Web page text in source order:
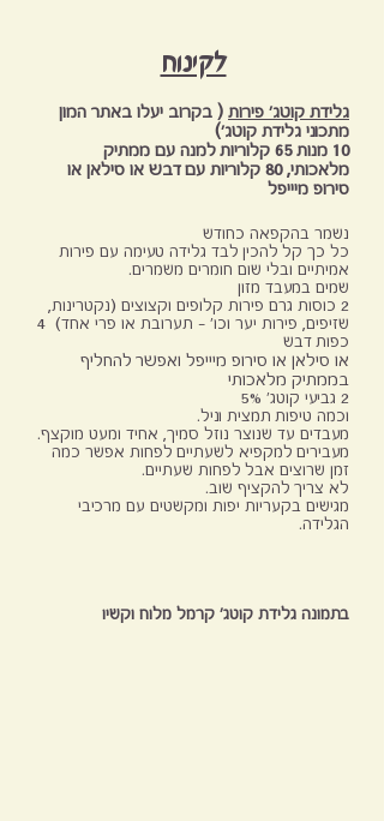
לקינוח
גלידת קוטג' פירות ( בקרוב יעלו באתר המון
מתכוני גלידת קוטג')
10 מנות 65 קלוריות למנה עם ממתיק
מלאכותי, 80 קלוריות עם דבש או סילאן או
סירופ מיייפל
נשמר בהקפאה כחודש
כל כך קל להכין לבד גלידה טעימה עם פירות
אמיתיים ובלי שום חומרים משמרים.
שמים במעבד מזון
2 כוסות גרם פירות קלופים וקצוצים (נקטרינות,
שזיפים, פירות יער וכו' – תערובת או פרי אחד) 4
כפות דבש
או סילאן או סירופ מיייפל ואפשר להחליף
בממתיק מלאכותי
2 גביעי קוטג' 5%
וכמה טיפות תמצית וניל.
מעבדים עד שנוצר נוזל סמיך, אחיד ומעט מוקצף.
מעבירים למקפיא לשעתיים לפחות אפשר כמה
זמן שרוצים אבל לפחות שעתיים.
לא צריך להקציף שוב.
מגישים בקעריות יפות ומקשטים עם מרכיבי
הגלידה.
בתמונה גלידת קוטג' קרמל מלוח וקשיו